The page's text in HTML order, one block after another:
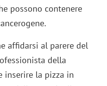
possono contenere
affidarsi al parere del
della
inserire la pizza in